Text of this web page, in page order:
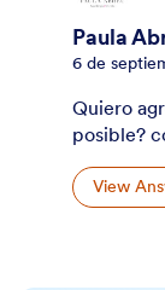
Paula
6 de
Quiero
posible?
View